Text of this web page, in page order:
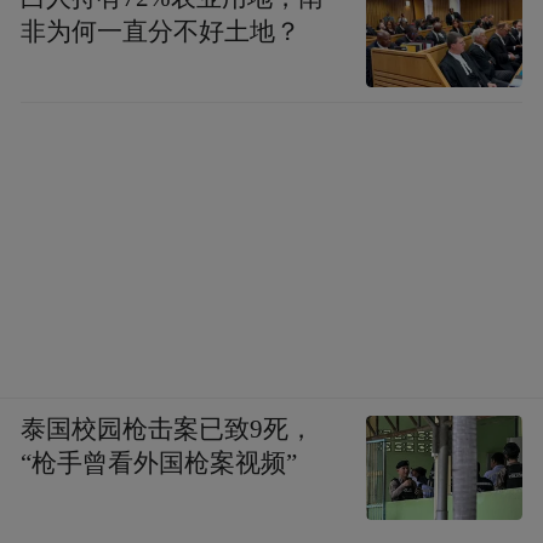
非为何一直分不好土地？
泰国校园枪击案已致9死，
“枪手曾看外国枪案视频”